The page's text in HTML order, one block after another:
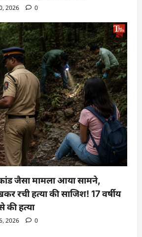
2026 0
जैसा मामला आया सामने,
रची हत्या की साजिश! 17 वर्षीय
की हत्या
2026 0